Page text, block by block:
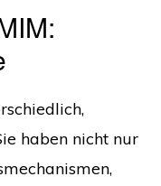
haben nicht nur